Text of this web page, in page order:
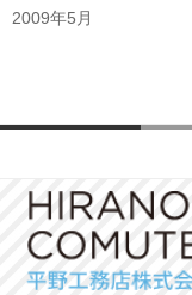
2009年5月